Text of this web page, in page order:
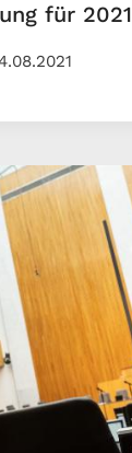
für 2021